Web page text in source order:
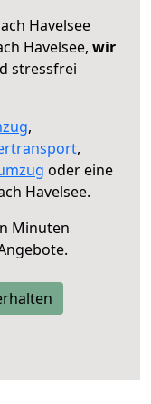
Havelsee
Havelsee, wir
stressfrei
,
,
oder eine
Havelsee.
Minuten